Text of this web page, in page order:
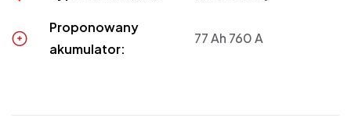
Proponowany
akumulator:
77 Ah 760 A